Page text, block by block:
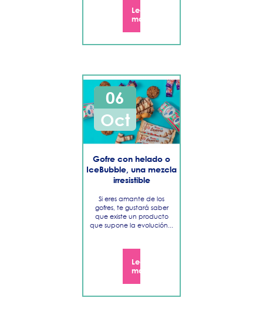
Leer
más
06
Oct
​Gofre con helado o
IceBubble, una mezcla
irresistible
Si eres amante de los
gofres, te gustará saber
que existe un producto
que supone la evolución...
Leer
más